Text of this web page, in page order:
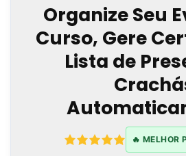
Organize Seu
Curso, Gere
Lista de
🔥 MELHOR